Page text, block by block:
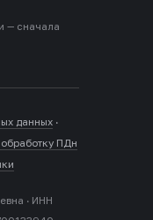
— сначала
данных ·
ПДн
· ИНН